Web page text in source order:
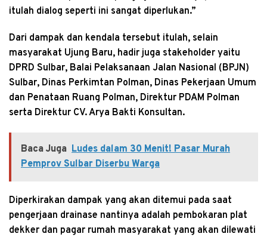
itulah dialog seperti ini sangat diperlukan.”
Dari dampak dan kendala tersebut itulah, selain
masyarakat Ujung Baru, hadir juga stakeholder yaitu
DPRD Sulbar, Balai Pelaksanaan Jalan Nasional (BPJN)
Sulbar, Dinas Perkimtan Polman, Dinas Pekerjaan Umum
dan Penataan Ruang Polman, Direktur PDAM Polman
serta Direktur CV. Arya Bakti Konsultan.
Baca Juga Ludes dalam 30 Menit! Pasar Murah
Pemprov Sulbar Diserbu Warga
Diperkirakan dampak yang akan ditemui pada saat
pengerjaan drainase nantinya adalah pembokaran plat
dekker dan pagar rumah masyarakat yang akan dilewati